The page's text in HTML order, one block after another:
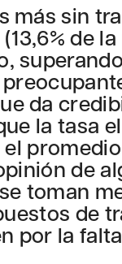
más sin
de
da
la tasa
el
de
toman
de
por la